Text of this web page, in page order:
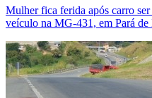
Mulher fica ferida após carro
veículo na MG-431, em Pará de